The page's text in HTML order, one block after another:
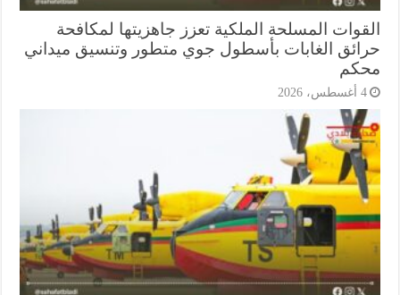
المسلحة الملكية تعزز جاهزيتها لمكافحة
الغابات بأسطول جوي متطور وتنسيق ميداني